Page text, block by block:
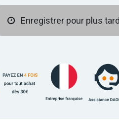
Enregistrer pour plus tard